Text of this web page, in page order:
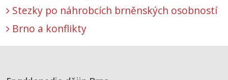
Stezky po náhrobcích brněnských osobností
Brno a konflikty